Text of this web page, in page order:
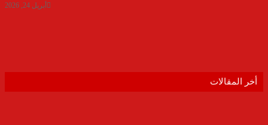
أبريل 24, 2026
أخر المقالات